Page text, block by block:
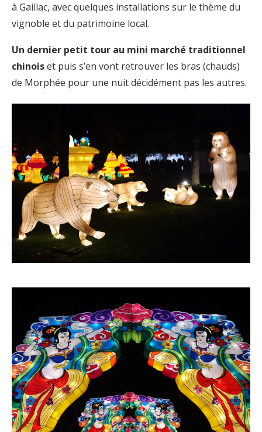
à Gaillac, avec quelques installations sur le thème du
vignoble et du patrimoine local.
Un dernier petit tour au mini marché traditionnel
chinoiset puis s’en vont retrouver les bras (chauds)
de Morphée pour une nuit décidément pas les autres.